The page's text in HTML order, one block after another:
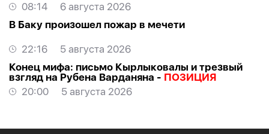
08:14
6 августа 2026
В Баку произошел пожар в мечети
22:16
5 августа 2026
Конец мифа: письмо Кырлыковалы и трезвый
взгляд на Рубена Варданяна - ПОЗИЦИЯ
20:00
5 августа 2026